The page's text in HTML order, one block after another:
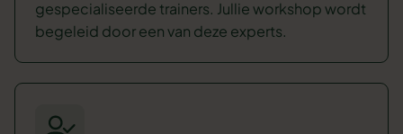
gespecialiseerde trainers. Jullie workshop wordt
begeleid door een van deze experts.